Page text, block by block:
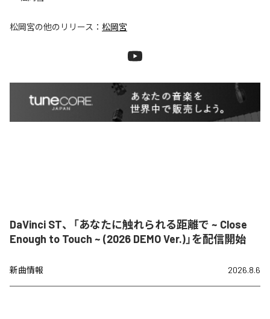
松岡宮の他のリリース： 松岡宮
DaVinci ST、「あなたに触れられる距離で ~ Close
Enough to Touch ~ (2026 DEMO Ver.)」を配信開始
新曲情報 2026.8.6